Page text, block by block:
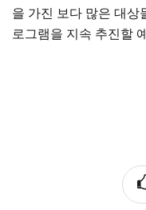
을 가진 보다 많은 대상
로그램을 지속 추진할